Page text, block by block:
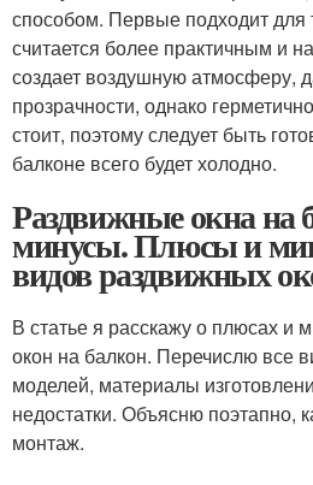
способом. Первые подходит для
считается более практичным и
создает воздушную атмосферу,
прозрачности, однако
стоит, поэтому следует быть
балконе всего будет холодно.
Раздвижные окна
минусы. Плюсы и
видов раздвижных
В статье я расскажу о плюсах и
окон на балкон. Перечислю все
моделей, материалы
недостатки. Объясню поэтапно,
монтаж.